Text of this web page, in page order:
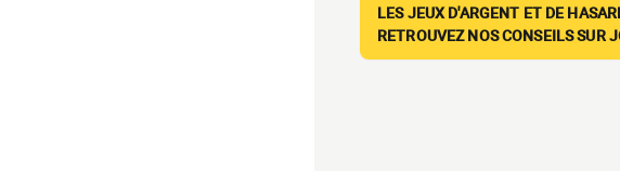
LES JEUX D'ARGENT ET DE
RETROUVEZ NOS CONSEILS